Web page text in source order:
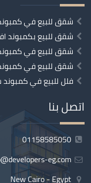
شقق للبيع في
شقق للبيع بكمبوند
شقق للبيع في
شقق للبيع في كمبوند
فلل للبيع في كمبوند
اتصل بنا